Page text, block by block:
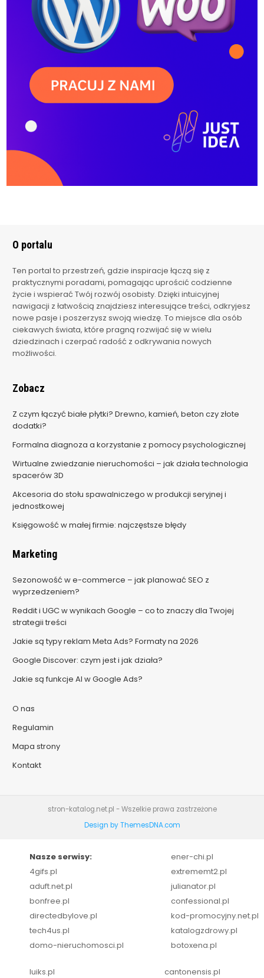
O portalu
Ten portal to przestrzeń, gdzie inspiracje łączą się z
praktycznymi poradami, pomagając uprościć codzienne
życie i wspierać Twój rozwój osobisty. Dzięki intuicyjnej
nawigacji z łatwością znajdziesz interesujące treści, odkryjesz
nowe pasje i poszerzysz swoją wiedzę. To miejsce dla osób
ciekawych świata, które pragną rozwijać się w wielu
dziedzinach i czerpać radość z odkrywania nowych
możliwości.
Zobacz
Z czym łączyć białe płytki? Drewno, kamień, beton czy złote
dodatki?
Formalna diagnoza a korzystanie z pomocy psychologicznej
Wirtualne zwiedzanie nieruchomości – jak działa technologia
spacerów 3D
Akcesoria do stołu spawalniczego w produkcji seryjnej i
jednostkowej
Księgowość w małej firmie: najczęstsze błędy
Marketing
Sezonowość w e-commerce – jak planować SEO z
wyprzedzeniem?
Reddit i UGC w wynikach Google – co to znaczy dla Twojej
strategii treści
Jakie są typy reklam Meta Ads? Formaty na 2026
Google Discover: czym jest i jak działa?
Jakie są funkcje AI w Google Ads?
O nas
Regulamin
Mapa strony
Kontakt
stron-katalog.net.pl - Wszelkie prawa zastrzeżone
Design by ThemesDNA.com
Nasze serwisy:
4gifs.pl
aduft.net.pl
bonfree.pl
directedbylove.pl
tech4us.pl
domo-nieruchomosci.pl
ener-chi.pl
extrememt2.pl
julianator.pl
confessional.pl
kod-promocyjny.net.pl
katalogzdrowy.pl
botoxena.pl
luiks.pl
cantonensis.pl